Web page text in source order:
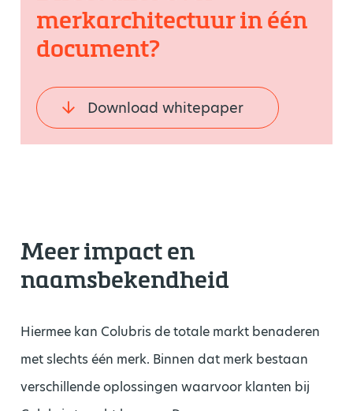
merkarchitectuur in één
document?
Download whitepaper
Meer impact en
naamsbekendheid
Hiermee kan Colubris de totale markt benaderen
met slechts één merk. Binnen dat merk bestaan
verschillende oplossingen waarvoor klanten bij